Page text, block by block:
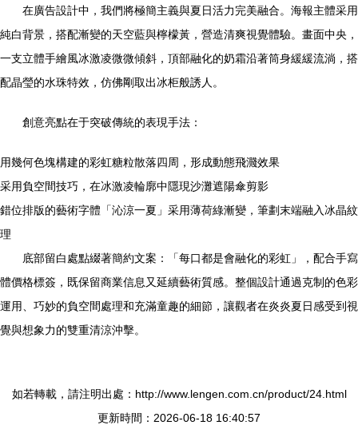
在廣告設計中，我們將極簡主義與夏日活力完美融合。海報主體采用
純白背景，搭配漸變的天空藍與檸檬黃，營造清爽視覺體驗。畫面中央，
一支立體手繪風冰激凌微微傾斜，頂部融化的奶霜沿著筒身緩緩流淌，搭
配晶瑩的水珠特效，仿佛剛取出冰柜般誘人。
創意亮點在于突破傳統的表現手法：
用幾何色塊構建的彩虹糖粒散落四周，形成動態飛濺效果
采用負空間技巧，在冰激凌輪廓中隱現沙灘遮陽傘剪影
錯位排版的藝術字體「沁涼一夏」采用薄荷綠漸變，筆劃末端融入冰晶紋
理
底部留白處點綴著簡約文案：「每口都是會融化的彩虹」，配合手寫
體價格標簽，既保留商業信息又延續藝術質感。整個設計通過克制的色彩
運用、巧妙的負空間處理和充滿童趣的細節，讓觀者在炎炎夏日感受到視
覺與想象力的雙重清涼沖擊。
如若轉載，請注明出處：http://www.lengen.com.cn/product/24.html
更新時間：2026-06-18 16:40:57